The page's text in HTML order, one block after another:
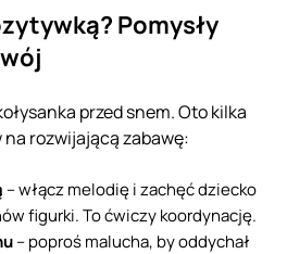
Pomysły
przed snem. Oto kilka
rozwijającą zabawę:
– włącz melodię i zachęć dziecko
figurki. To ćwiczy koordynację.
– poproś malucha, by oddychał